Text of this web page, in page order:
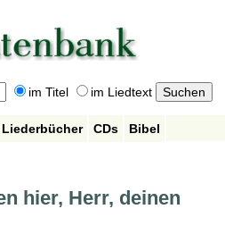
im Titel im Liedtext
Liederbücher CDs
Bibel
hier, Herr, deinen